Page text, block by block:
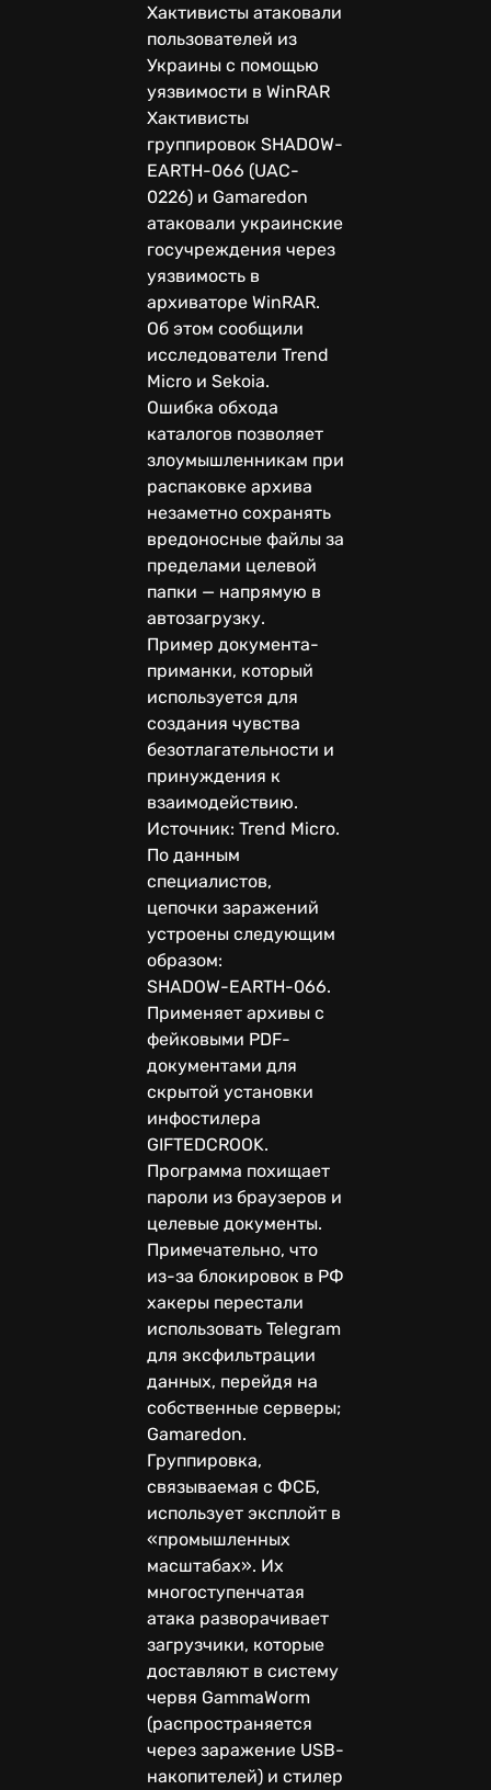
Хактивисты атаковали
пользователей из
Украины с помощью
уязвимости в WinRAR
Хактивисты
группировок SHADOW-
EARTH-066 (UAC-
0226) и Gamaredon
атаковали украинские
госучреждения через
уязвимость в
архиваторе WinRAR.
Об этом сообщили
исследователи Trend
Micro и Sekoia.
Ошибка обхода
каталогов позволяет
злоумышленникам при
распаковке архива
незаметно сохранять
вредоносные файлы за
пределами целевой
папки — напрямую в
автозагрузку.
Пример документа-
приманки, который
используется для
создания чувства
безотлагательности и
принуждения к
взаимодействию.
Источник: Trend Micro.
По данным
специалистов,
цепочки заражений
устроены следующим
образом:
SHADOW-EARTH-066.
Применяет архивы с
фейковыми PDF-
документами для
скрытой установки
инфостилера
GIFTEDCROOK.
Программа похищает
пароли из браузеров и
целевые документы.
Примечательно, что
из-за блокировок в РФ
хакеры перестали
использовать Telegram
для эксфильтрации
данных, перейдя на
собственные серверы;
Gamaredon.
Группировка,
связываемая с ФСБ,
использует эксплойт в
«промышленных
масштабах». Их
многоступенчатая
атака разворачивает
загрузчики, которые
доставляют в систему
червя GammaWorm
(распространяется
через заражение USB-
накопителей) и стилер